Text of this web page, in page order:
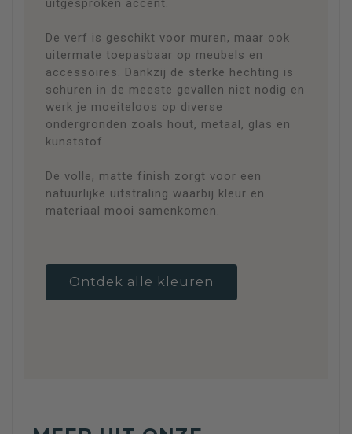
uitgesproken accent.
De verf is geschikt voor muren, maar ook
uitermate toepasbaar op meubels en
accessoires. Dankzij de sterke hechting is
schuren in de meeste gevallen niet nodig en
werk je moeiteloos op diverse
ondergronden zoals hout, metaal, glas en
kunststof
De volle, matte finish zorgt voor een
natuurlijke uitstraling waarbij kleur en
materiaal mooi samenkomen.
Ontdek alle kleuren